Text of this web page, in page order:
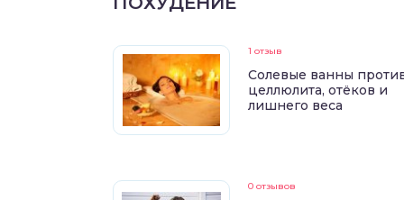
1 отзыв
Солевые ванны
целлюлита, отёков и
лишнего веса
0 отзывов